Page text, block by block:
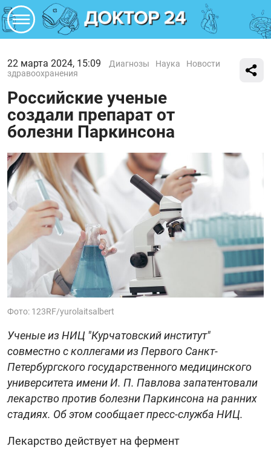
22 марта 2024, 15:09 Диагнозы Наука
Новости
здравоохранения
Российские ученые
создали препарат от
болезни Паркинсона
Фото: 123RF/yurolaitsalbert
Ученые из НИЦ "Курчатовский институт"
совместно с коллегами из Первого Санкт-
Петербургского государственного медицинского
университета имени И. П. Павлова запатентовали
лекарство против болезни Паркинсона на ранних
стадиях. Об этом сообщает пресс-служба НИЦ.
Лекарство действует на фермент